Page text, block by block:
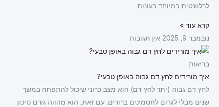
לרלוונטית במיוחד בעונות
קרא עוד »
נובמבר 9, 2025
אין תגובות
בריאות
איך מורידים לחץ דם גבוה באופן טבעי?
לחץ דם גבוה (יתר לחץ דם) הוא מצב כרוני שיכול להתפתח במשך
שנים מבלי לגרום לתסמינים ברורים. עם זאת, הוא מהווה גורם סיכון